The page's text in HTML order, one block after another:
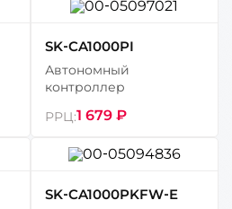
SK-CA1000PI
Автономный
контроллер
РРЦ:1 679 ₽
SK-CA1000PKFW-E